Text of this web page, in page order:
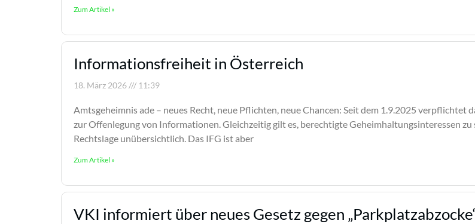
Zum Artikel »
Informationsfreiheit in Österreich
18. März 2026 11:39
Amtsgeheimnis ade – neues Recht, neue Pflichten, neue Chancen: Seit dem 1.9.2025
zur Offenlegung von Informationen. Gleichzeitig gilt es, berechtigte Geheimhaltungsinteressen
Rechtslage unübersichtlich. Das IFG ist aber
Zum Artikel »
VKI informiert über neues Gesetz gegen